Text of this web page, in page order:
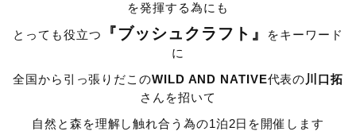
を発揮する為にも
とっても役立つ
『ブッシュクラフト』
をキーワード
に
全国から引っ張りだこのWILD AND NATIVE代表の 川口拓
さんを招いて
自然と森を理解し触れ合う為の1泊2日を開催します